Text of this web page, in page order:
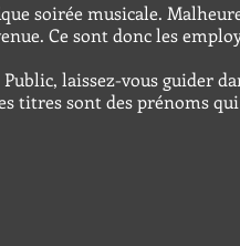
soirée musicale.
Ce sont donc les
laissez-vous guider
titres sont des prénoms